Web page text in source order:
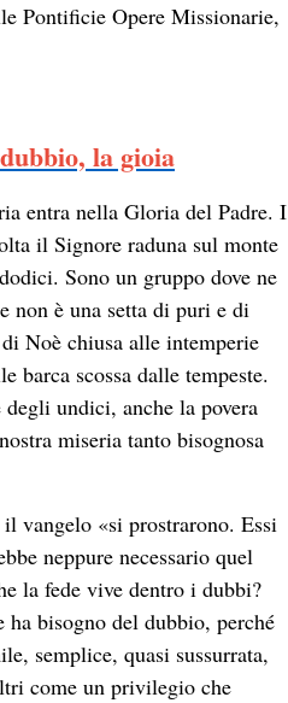
Pontificie Opere Missionarie,
la gioia
entra nella Gloria del Padre. I
il Signore raduna sul monte
Sono un gruppo dove ne
non è una setta di puri e di
Noè chiusa alle intemperie
barca scossa dalle tempeste.
undici, anche la povera
miseria tanto bisognosa
vangelo «si prostrarono. Essi
neppure necessario quel
la fede vive dentro i dubbi?
bisogno del dubbio, perché
semplice, quasi sussurrata,
come un privilegio che